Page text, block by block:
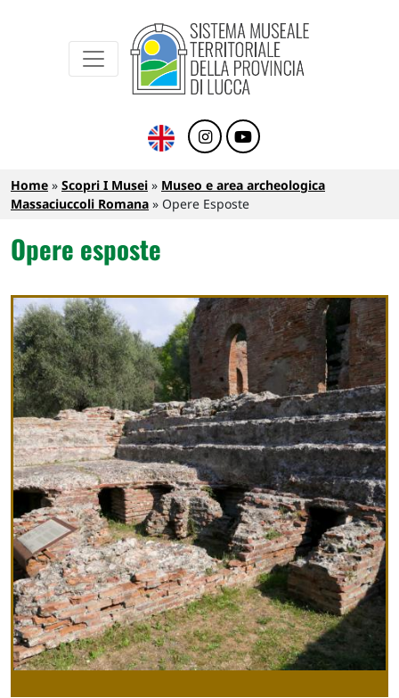
Sistema Museale Territoriale della
Briciole di pane
Home Scopri I Musei
Museo e area archeologica
Massaciuccoli Romana
Opere Esposte
Opere esposte